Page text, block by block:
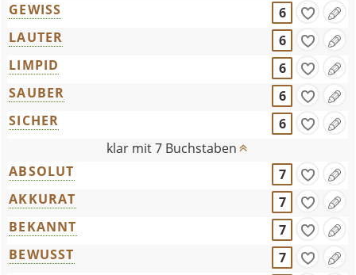
GEWISS
6
LAUTER
6
LIMPID
6
SAUBER
6
SICHER
6
klar mit 7 Buchstaben
ABSOLUT
7
AKKURAT
7
BEKANNT
7
BEWUSST
7